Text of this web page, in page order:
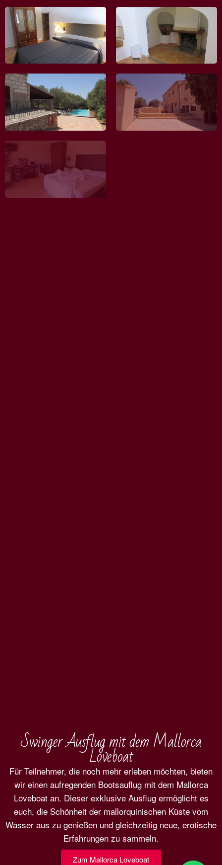
Swinger Ausflug mit dem Mallorca
Loveboat
Für Teilnehmer, die noch mehr erleben möchten, bieten
wir einen aufregenden Bootsauflug mit dem Mallorca
Loveboat an. Dieser exklusive Ausflug ermöglicht es
euch, die Schönheit der mallorquinischen Küste vom
Wasser aus zu genießen und gleichzeitig neue, erotische
Erfahrungen zu sammeln.
Zum Mallorca Loveboat